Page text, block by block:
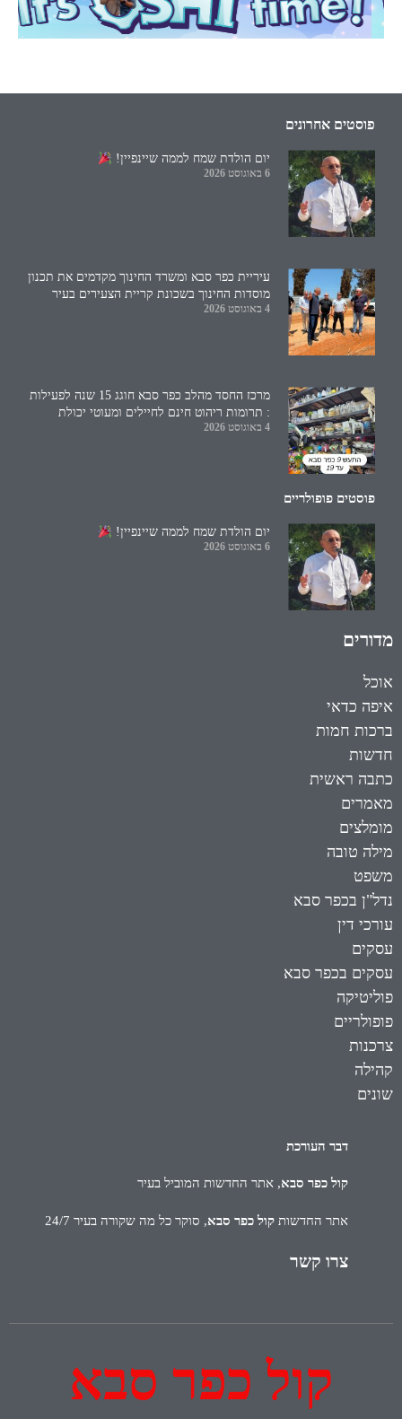
פוסטים אחרונים
יום הולדת שמח לממה שיינפיין!
6 באוגוסט 2026
עיריית כפר סבא ומשרד החינוך מקדמים את תכנון
מוסדות החינוך בשכונת קריית הצעירים בעיר
4 באוגוסט 2026
מרכז החסד מהלב כפר סבא חוגג 15 שנה לפעילות
: תרומות ריהוט חינם לחיילים ומעוטי יכולת
4 באוגוסט 2026
פוסטים פופולריים
יום הולדת שמח לממה שיינפיין!
6 באוגוסט 2026
מדורים
אוכל
איפה כדאי
ברכות חמות
חדשות
כתבה ראשית
מאמרים
מומלצים
מילה טובה
משפט
נדל"ן בכפר סבא
עורכי דין
עסקים
עסקים בכפר סבא
פוליטיקה
פופולריים
צרכנות
קהילה
שונים
דבר העורכת
קול כפר סבא, אתר החדשות המוביל בעיר
אתר החדשות קול כפר סבא, סוקר כל מה שקורה בעיר 24/7
צרו קשר
קול כפר סבא